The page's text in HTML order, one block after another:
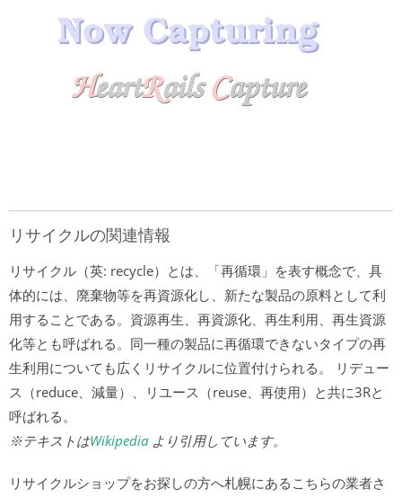
リサイクルの関連情報
リサイクル（英: recycle）とは、「再循環」を表す概念で、具
体的には、廃棄物等を再資源化し、新たな製品の原料として利
用することである。資源再生、再資源化、再生利用、再生資源
化等とも呼ばれる。同一種の製品に再循環できないタイプの再
生利用についても広くリサイクルに位置付けられる。 リデュー
ス（reduce、減量）、リユース（reuse、再使用）と共に3Rと
呼ばれる。
※テキストはWikipedia より引用しています。
リサイクルショップをお探しの方へ札幌にあるこちらの業者さ